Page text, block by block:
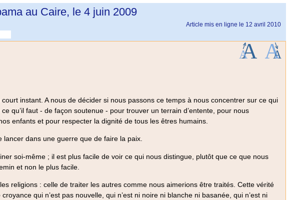
au Caire, le 4 juin 2009
Article mis en ligne le 12 avril 2010
instant. A nous de décider si nous passons ce temps à nous concentrer sur ce qui
qu’il faut - de façon soutenue - pour trouver un terrain d’entente, pour nous
enfants et pour respecter la dignité de tous les êtres humains.
lancer dans une guerre que de faire la paix.
soi-même ; il est plus facile de voir ce qui nous distingue, plutôt que ce que nous
et non le plus facile.
religions : celle de traiter les autres comme nous aimerions être traités. Cette vérité
qui n’est pas nouvelle, qui n’est ni noire ni blanche ni basanée, qui n’est ni